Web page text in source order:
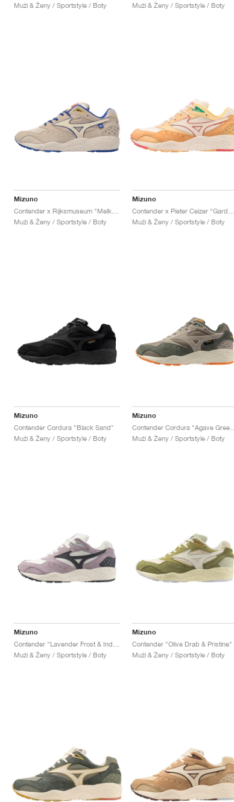
Muži & Ženy / Sportstyle / Boty Muži & Ženy / Sportstyle / Boty
Mizuno
Muži & Ženy / Sportstyle / Boty
Mizuno
Muži & Ženy / Sportstyle / Boty
Mizuno
Contender Cordura "Black Sand"
Muži & Ženy / Sportstyle / Boty
Mizuno
Contender Cordura "Agave Green & Vintage Khaki"
Muži & Ženy / Sportstyle / Boty
Mizuno
Muži & Ženy / Sportstyle / Boty
Mizuno
Contender "Olive Drab & Pristine"
Muži & Ženy / Sportstyle / Boty